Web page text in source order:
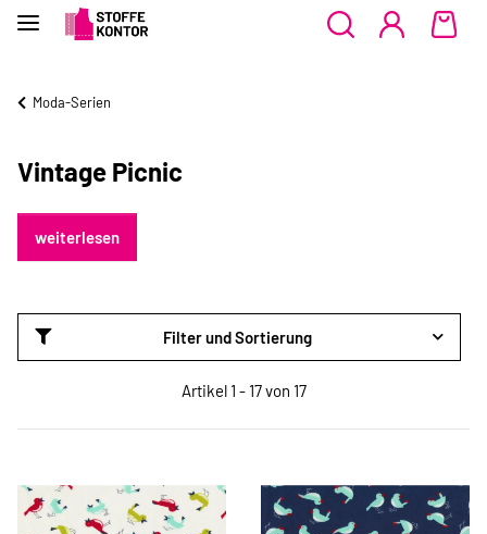
Moda-Serien
Vintage Picnic
weiterlesen
Filter und Sortierung
Artikel 1 - 17 von 17